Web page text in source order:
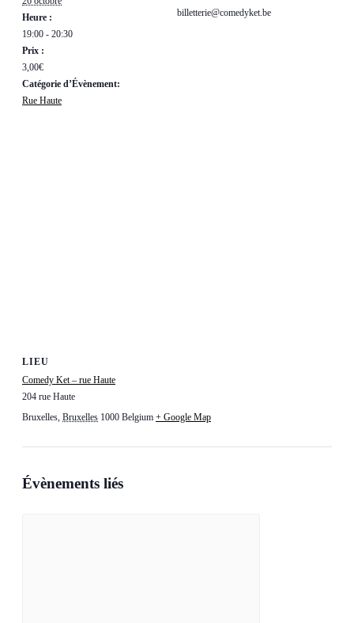
Heure :
19:00 - 20:30
Prix :
3,00€
Catégorie d’Évènement:
Rue Haute
billetterie@comedyket.be
LIEU
Comedy Ket – rue Haute
204 rue Haute
Bruxelles, Bruxelles 1000 Belgium + Google Map
Évènements liés